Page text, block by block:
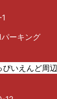
ーキング
ぴいえんど周辺